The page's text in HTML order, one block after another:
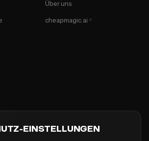
Über uns
cheapmagic.ai
EINSTELLUNGEN